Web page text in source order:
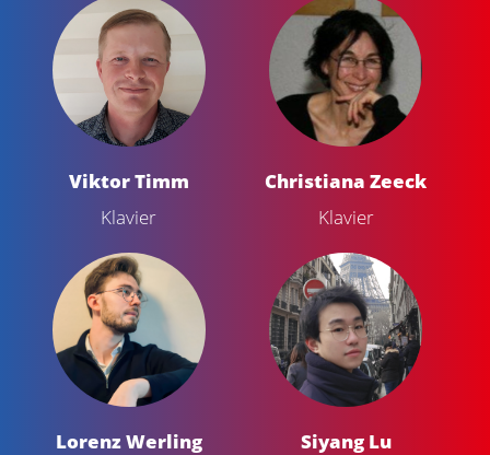
Viktor Timm
Klavier
Christiana Zeeck
Klavier
Lorenz Werling
Siyang Lu